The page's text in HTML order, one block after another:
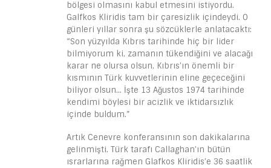
bölgesi olmasını kabul etmesini istiyordu.
Galfkos Kliridis tam bir çaresizlik içindeydi. O
günleri yıllar sonra şu sözcüklerle anlatacaktı:
“Son yüzyılda Kıbrıs tarihinde hiç bir lider
bilmiyorum ki, zamanın tükendiğini ve alacağı
karar ne olursa olsun, Kıbrıs’ın önemli bir
kısmının Türk kuvvetlerinin eline geçeceğini
biliyor olsun… İşte 13 Ağustos 1974 tarihinde
kendimi böylesi bir acizlik ve iktidarsızlık
içinde buldum.”
Artık Cenevre konferansının son dakikalarına
gelinmişti. Türk tarafı Callaghan’ın bütün
ısrarlarına rağmen Glafkos Kliridis’e 36 saatlik